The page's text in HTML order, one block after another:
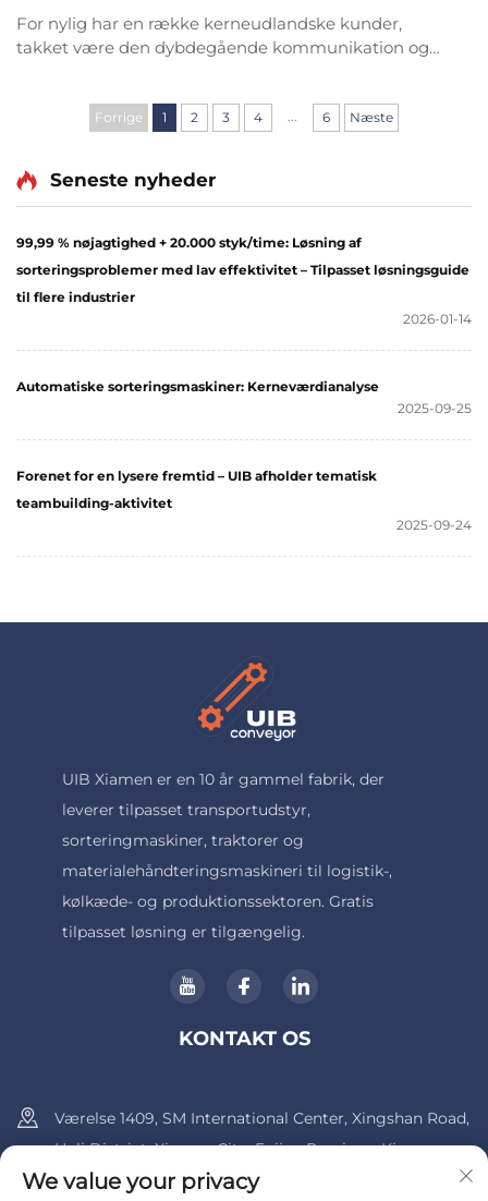
For nylig har en række kerneudlandske kunder,
takket være den dybdegående kommunikation og
produktionsbase til inspektion på stedet og
Forrige 1 2 3 4 ... 6 Næste
Seneste nyheder
99,99 % nøjagtighed + 20.000 styk/time: Løsning af
sorteringsproblemer med lav effektivitet – Tilpasset løsningsguide
til flere industrier
2026-01-14
Automatiske sorteringsmaskiner: Kerneværdianalyse
2025-09-25
Forenet for en lysere fremtid – UIB afholder tematisk
teambuilding-aktivitet
2025-09-24
UIB Xiamen er en 10 år gammel fabrik, der
leverer tilpasset transportudstyr,
sorteringmaskiner, traktorer og
materialehåndteringsmaskineri til logistik-,
kølkæde- og produktionssektoren. Gratis
tilpasset løsning er tilgængelig.
KONTAKT OS
Værelse 1409, SM International Center, Xingshan Road,
Huli District, Xiamen City, Fujian Province, Kina.
We value your privacy